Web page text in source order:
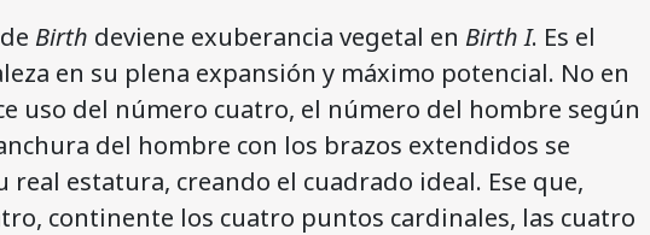
Birth deviene exuberancia vegetal en Birth I. Es el
en su plena expansión y máximo potencial. No en
uso del número cuatro, el número del hombre según
del hombre con los brazos extendidos se
real estatura, creando el cuadrado ideal. Ese que,
continente los cuatro puntos cardinales, las cuatro